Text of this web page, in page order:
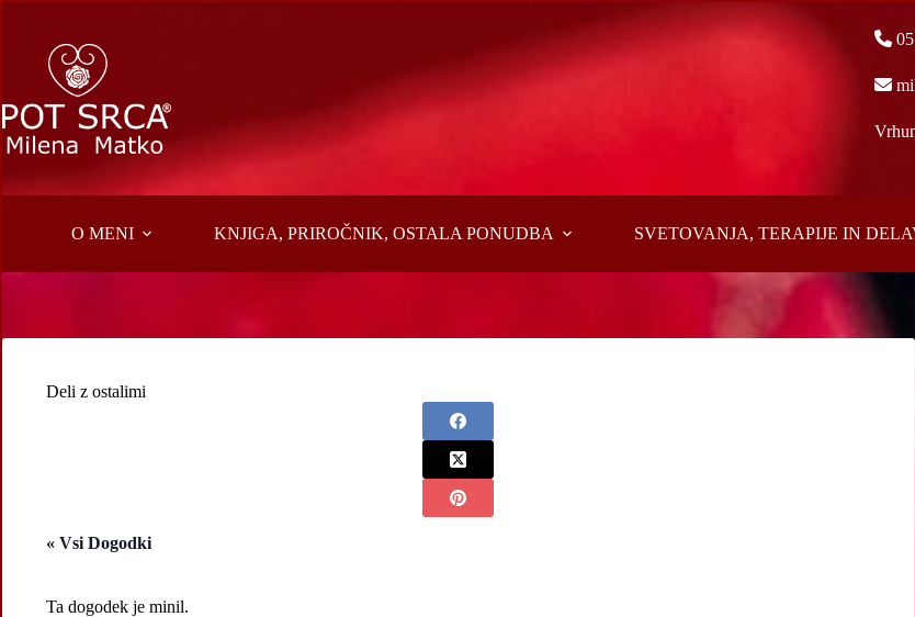
content
O MENI KNJIGA, PRIROČNIK, OSTALA PONUDBA SVETOVANJA, TERAPIJE IN
Deli z ostalimi
« Vsi Dogodki
Ta dogodek je minil.